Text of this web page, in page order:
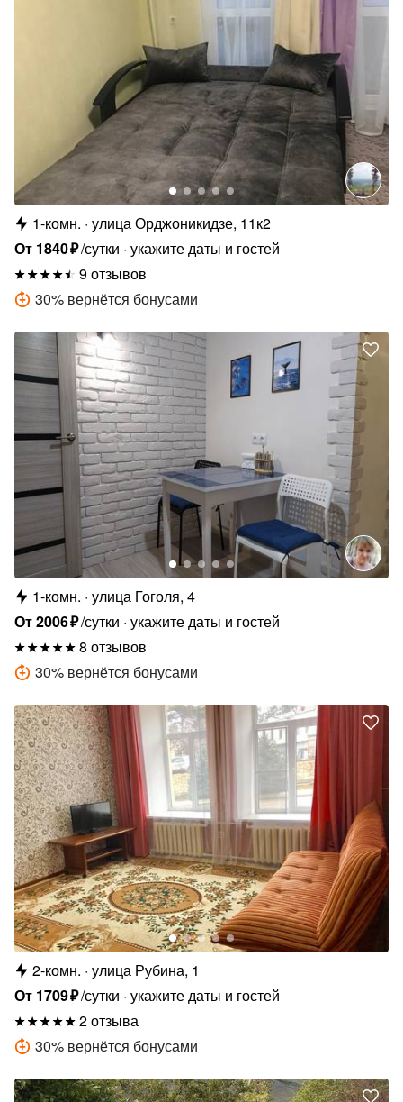
1-комн. улица Орджоникидзе, 11к2
От 1840₽/сутки укажите даты и гостей
9 отзывов
30% вернётся бонусами
1-комн. улица Гоголя, 4
От2006₽/сутки укажите даты и гостей
8 отзывов
30% вернётся бонусами
2-комн. улица Рубина, 1
От 1709₽/сутки укажите даты и гостей
2 отзыва
30% вернётся бонусами